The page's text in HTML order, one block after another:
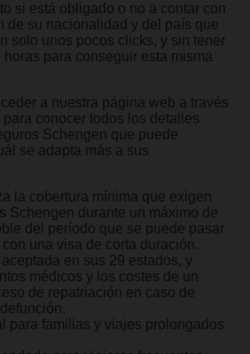
si está obligado o no a contar con
de su nacionalidad y del país que
solo unos pocos clicks, y sin tener
para conseguir esta misma
a nuestra página web a través
conocer todos los detalles
Schengen que puede
se adapta más a sus
la cobertura mínima que exigen
Schengen durante un máximo de
del período que se puede pasar
una visa de corta duración.
en sus 29 estados, y
médicos y los costes de un
de repatriación en caso de
para familias y viajes prolongados